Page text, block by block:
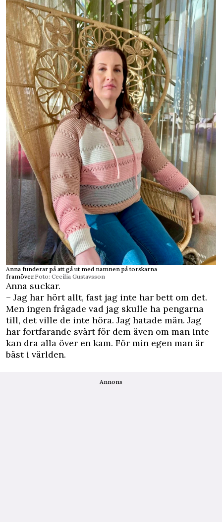
Anna funderar på att gå ut med namnen på torskarna
framöver.Foto: Cecilia Gustavsson
Anna suckar.
– Jag har hört allt, fast jag inte har bett om det.
Men ingen frågade vad jag skulle ha pengarna
till, det ville de inte höra. Jag hatade män. Jag
har fortfarande svårt för dem även om man inte
kan dra alla över en kam. För min egen man är
bäst i världen.
Annons